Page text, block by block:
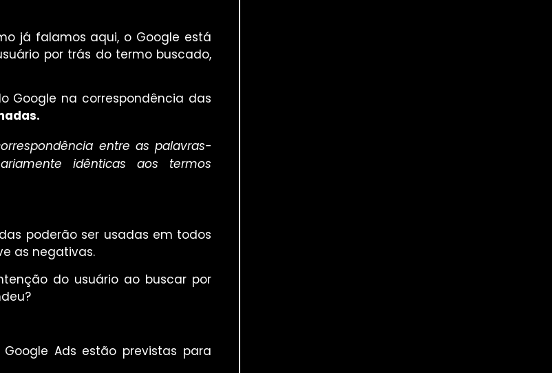
já falamos aqui, o Google está
por trás do termo buscado,
Google na correspondência das
entre as palavras-
idênticas aos termos
poderão ser usadas em todos
as negativas.
do usuário ao buscar por
Ads estão previstas para